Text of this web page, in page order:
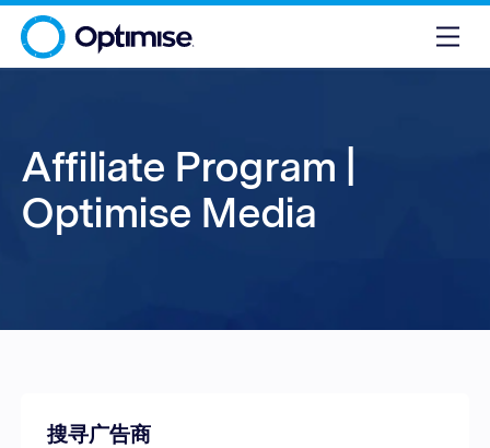
Affiliate Program |
Optimise Media
搜寻广告商